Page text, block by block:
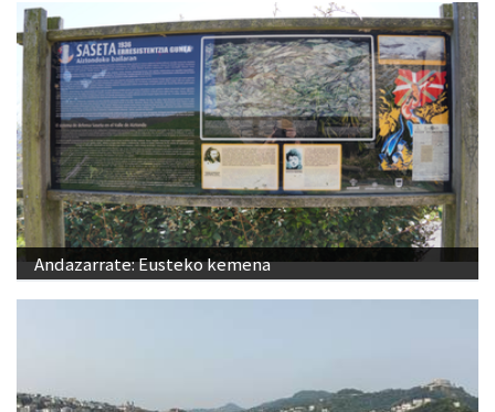
Andazarrate: Eusteko kemena